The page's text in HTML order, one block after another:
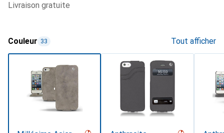
livraison gratuite
Couleur 33 Tout afficher